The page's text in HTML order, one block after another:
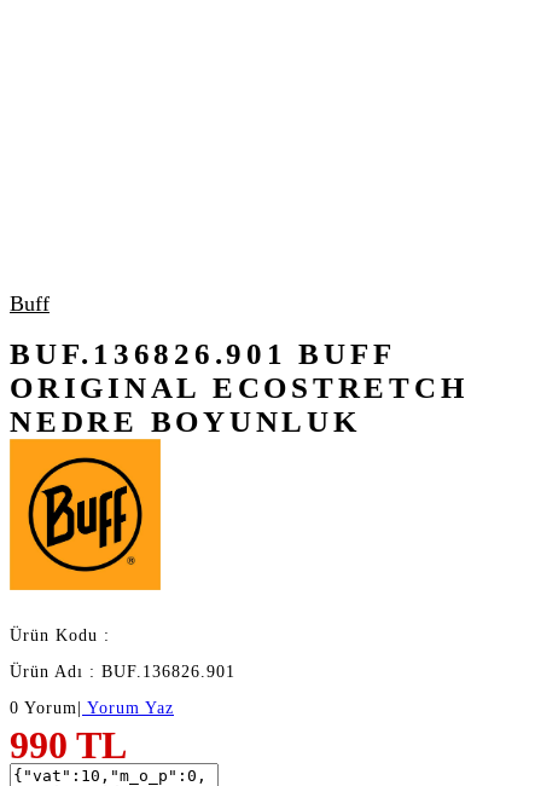
Buff
BUF.136826.901 BUFF
ORIGINAL ECOSTRETCH
NEDRE BOYUNLUK
Ürün Kodu :
Ürün Adı : BUF.136826.901
0 Yorum | Yorum Yaz
990 TL